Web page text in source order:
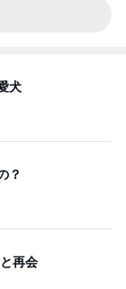
犬
？
再会